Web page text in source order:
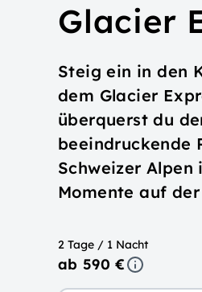
Glacier
Steig ein in den
dem Glacier
überquerst du
beeindruckende
Schweizer
Momente auf der
2 Tage / 1 Nacht
ab 590 €